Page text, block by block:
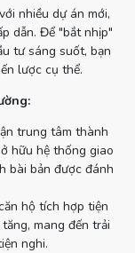
nhiều dự án mới,
dẫn. Để "bắt nhịp"
tư sáng suốt, bạn
lược cụ thể.
trung tâm thành
hữu hệ thống giao
bài bản được đánh
hộ tích hợp tiện
mang đến trải
nghi.